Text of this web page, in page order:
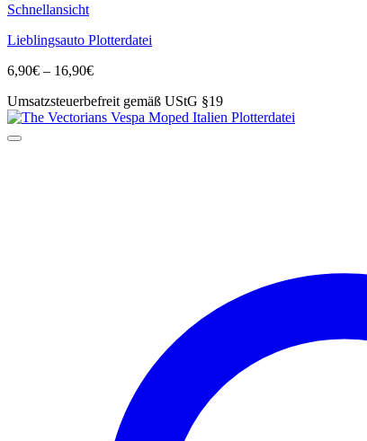
Dieses
weist
Varianten
Die
Optionen
können
Schnellansicht
Lieblingsauto Plotterdatei
6,90€ – 16,90€Preisspanne:
bis
16,90€
Umsatzsteuerbefreit gemäß UStG §19